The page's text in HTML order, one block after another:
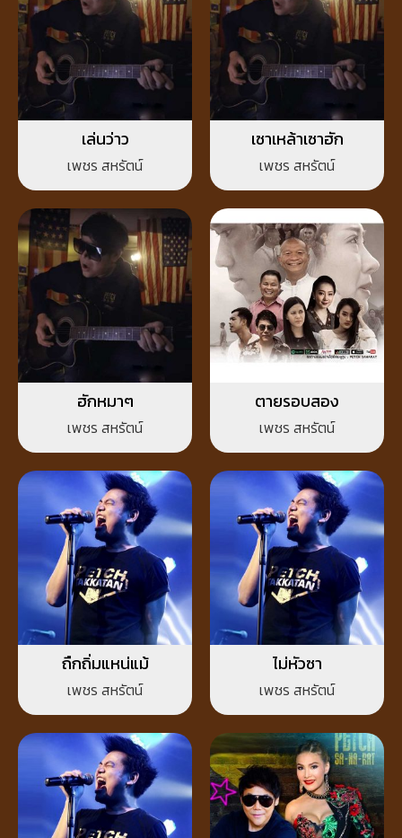
เล่นว่าว
เพชร สหรัตน์
เซาเหล้าเซาฮัก
เพชร สหรัตน์
ฮักหมาๆ
เพชร สหรัตน์
ตายรอบสอง
เพชร สหรัตน์
ถืกถิ่มแหน่แม้
เพชร สหรัตน์
ไม่หัวซา
เพชร สหรัตน์